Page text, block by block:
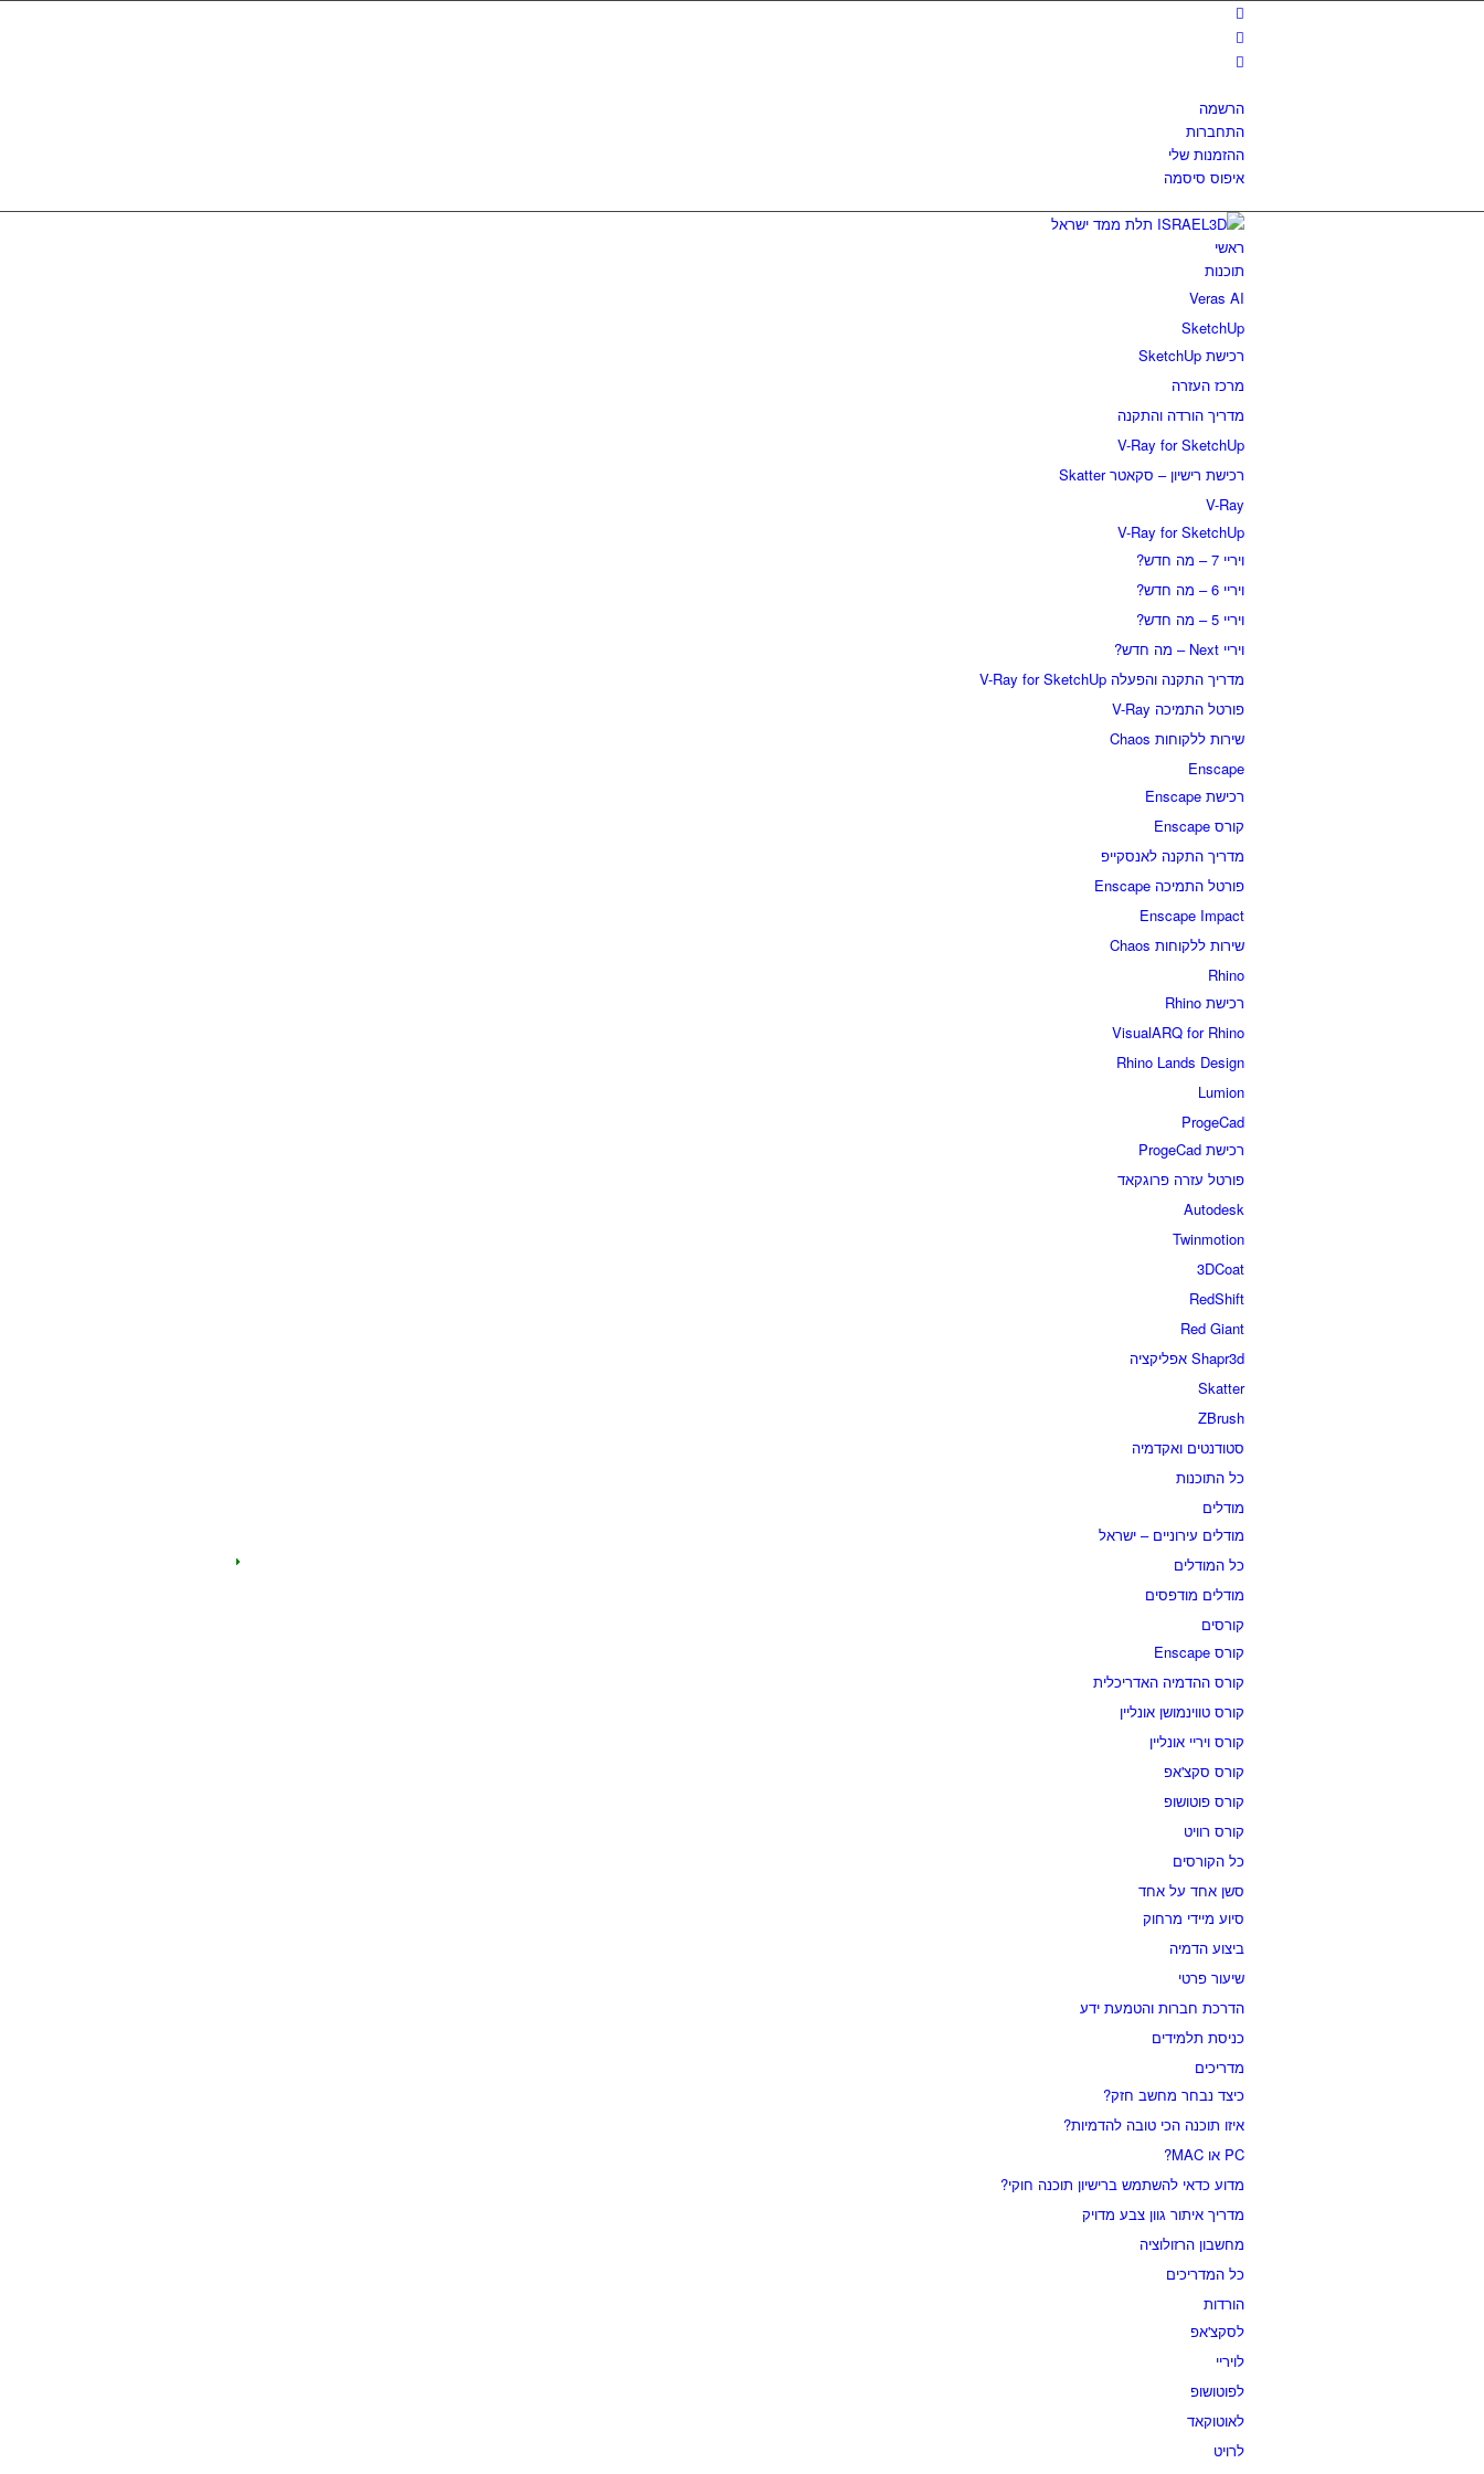
הרשמה
התחברות
ההזמנות שלי
איפוס סיסמה
ראשי
תוכנות
Veras AI
SketchUp
רכישת SketchUp
מרכז העזרה
מדריך הורדה והתקנה
V-Ray for SketchUp
רכישת רישיון – סקאטר Skatter
V-Ray
V-Ray for SketchUp
ויריי 7 – מה חדש?
ויריי 6 – מה חדש?
ויריי 5 – מה חדש?
ויריי Next – מה חדש?
מדריך התקנה והפעלה V-Ray for SketchUp
פורטל התמיכה V-Ray
שירות ללקוחות Chaos
Enscape
רכישת Enscape
קורס Enscape
מדריך התקנה לאנסקייפ
פורטל התמיכה Enscape
Enscape Impact
שירות ללקוחות Chaos
Rhino
רכישת Rhino
VisualARQ for Rhino
Rhino Lands Design
Lumion
ProgeCad
רכישת ProgeCad
פורטל עזרה פרוגקאד
Autodesk
Twinmotion
3DCoat
RedShift
Red Giant
Shapr3d אפליקציה
Skatter
ZBrush
סטודנטים ואקדמיה
כל התוכנות
מודלים
מודלים עירוניים – ישראל
כל המודלים
מודלים מודפסים
קורסים
קורס Enscape
קורס ההדמיה האדריכלית
קורס טווינמושן אונליין
קורס ויריי אונליין
קורס סקצ'אפ
קורס פוטושופ
קורס רוויט
כל הקורסים
סשן אחד על אחד
סיוע מיידי מרחוק
ביצוע הדמיה
שיעור פרטי
הדרכת חברות והטמעת ידע
כניסת תלמידים
מדריכים
כיצד נבחר מחשב חזק?
איזו תוכנה הכי טובה להדמיות?‎‎
PC או MAC?
מדוע כדאי להשתמש ברישיון תוכנה חוקי?
מדריך איתור גוון צבע מדויק
מחשבון הרזולוציה
כל המדריכים
הורדות
לסקצ'אפ
לויריי
לפוטושופ
לאוטוקאד
לרויט